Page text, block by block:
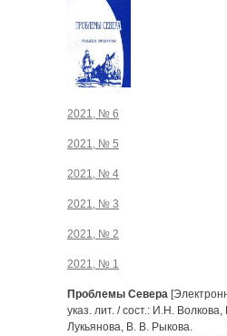
2021, № 6
2021, № 5
2021, № 4
2021, № 3
2021, № 2
2021, № 1
Проблемы Севера
указ. лит. / сост.: И.Н.
Лукьянова, В. В. Рыкова.